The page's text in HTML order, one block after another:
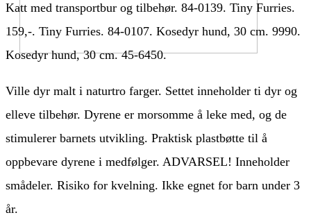
Katt med transportbur og tilbehør. 84-0139. Tiny Furries.
159,-. Tiny Furries. 84-0107. Kosedyr hund, 30 cm. 9990.
Kosedyr hund, 30 cm. 45-6450.
Ville dyr malt i naturtro farger. Settet inneholder ti dyr og
elleve tilbehør. Dyrene er morsomme å leke med, og de
stimulerer barnets utvikling. Praktisk plastbøtte til å
oppbevare dyrene i medfølger. ADVARSEL! Inneholder
smådeler. Risiko for kvelning. Ikke egnet for barn under 3
år.